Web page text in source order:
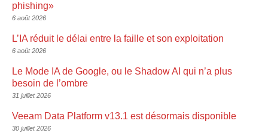
phishing»
6 août 2026
L’IA réduit le délai entre la faille et son exploitation
6 août 2026
Le Mode IA de Google, ou le Shadow AI qui n’a plus
besoin de l’ombre
31 juillet 2026
Veeam Data Platform v13.1 est désormais disponible
30 juillet 2026